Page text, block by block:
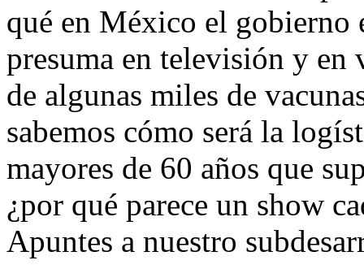
qué en México el
presuma en televisión y en
de algunas miles de
sabemos cómo será la
mayores de 60 años que
¿por qué parece un show
Apuntes a nuestro